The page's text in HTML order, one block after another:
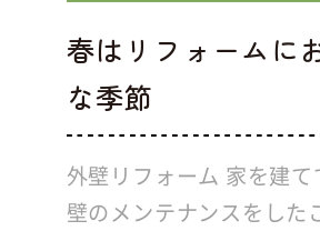
春はリフォームに
な季節
外壁リフォーム 家を建
壁のメンテナンスをした